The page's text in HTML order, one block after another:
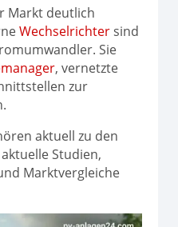
Markt deutlich
Wechselrichtersind
Sie
, vernetzte
zur
aktuell zu den
Studien,
Marktvergleiche